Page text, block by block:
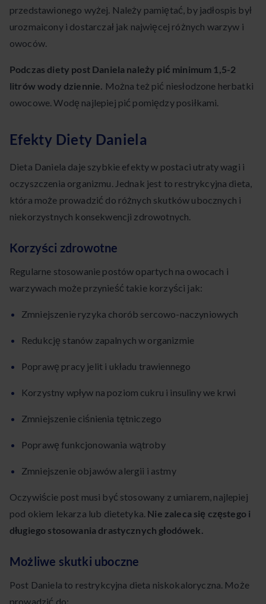
przedstawionego wyżej. Należy pamiętać, by jadłospis był
urozmaicony i dostarczał jak najwięcej różnych warzyw i
owoców.
Podczas diety post Daniela należy pić minimum 1,5-2
litrów wody dziennie. Można też pić niesłodzone herbatki
owocowe. Wodę najlepiej pić pomiędzy posiłkami.
Efekty Diety Daniela
Dieta Daniela daje szybkie efekty w postaci utraty wagi i
oczyszczenia organizmu. Jednak jest to restrykcyjna dieta,
która może prowadzić do różnych skutków ubocznych i
niekorzystnych konsekwencji zdrowotnych.
Korzyści zdrowotne
Regularne stosowanie postów opartych na owocach i
warzywach może przynieść takie korzyści jak:
Zmniejszenie ryzyka chorób sercowo-naczyniowych
Redukcję stanów zapalnych w organizmie
Poprawę pracy jelit i układu trawiennego
Korzystny wpływ na poziom cukru i insuliny we krwi
Zmniejszenie ciśnienia tętniczego
Poprawę funkcjonowania wątroby
Zmniejszenie objawów alergii i astmy
Oczywiście post musi być stosowany z umiarem, najlepiej
pod okiem lekarza lub dietetyka. Nie zaleca się częstego i
długiego stosowania drastycznych głodówek.
Możliwe skutki uboczne
Post Daniela to restrykcyjna dieta niskokaloryczna. Może
prowadzić do: